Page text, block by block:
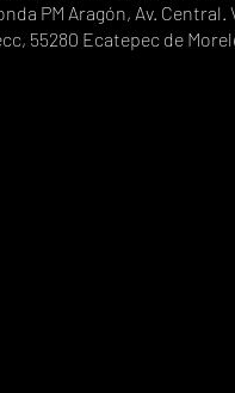
PM Aragón, Av.
55280 Ecatepec de